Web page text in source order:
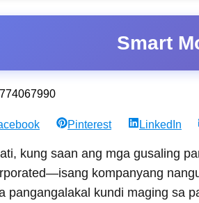
Smart
Share
Pinterest
Share
LinkedIn
kung saan ang mga gusaling
kompanyang
pangangalakal kundi maging sa